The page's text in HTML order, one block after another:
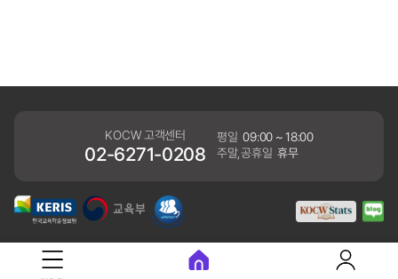
KOCW 고객센터
02-6271-0208
평일 09:00 ~ 18:00
주말,공휴일 휴무
개인정보처리방침